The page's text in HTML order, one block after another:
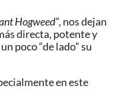
Hogweed”, nos dejan
directa, potente y
poco “de lado” su
en este